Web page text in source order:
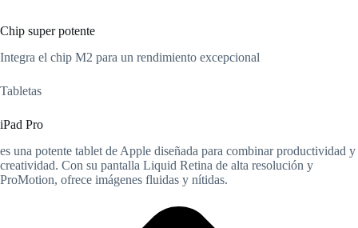
Chip super potente
Integra el chip M2 para un rendimiento excepcional
Tabletas
iPad Pro
es una potente tablet de Apple diseñada para combinar productividad y
creatividad. Con su pantalla Liquid Retina de alta resolución y
ProMotion, ofrece imágenes fluidas y nítidas.